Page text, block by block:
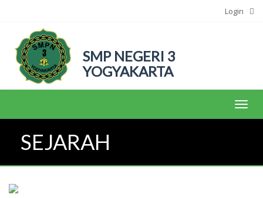
Login
SMP NEGERI 3
YOGYAKARTA
SEJARAH